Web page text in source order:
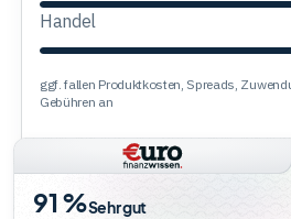
Finanzen
Anleihen
Handel
ggf. fallen Produktkosten, Spreads,
Gebühren an
91 %Sehr gut